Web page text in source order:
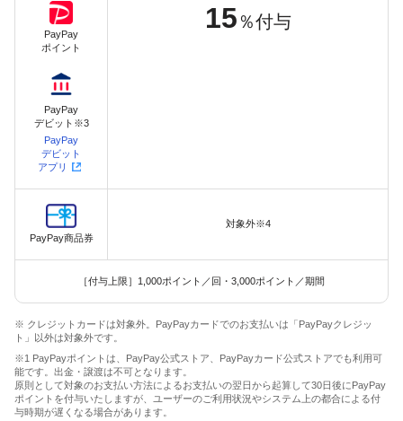
PayPay
ポイント
PayPay
デビット※3
PayPay
デビット
アプリ
15 ％付与
PayPay商品券
対象外※4
［付与上限］1,000ポイント／回・3,000ポイント／期間
※ クレジットカードは対象外。PayPayカードでのお支払いは「PayPayクレジッ
ト」以外は対象外です。
※1 PayPayポイントは、PayPay公式ストア、PayPayカード公式ストアでも利用可
能です。出金・譲渡は不可となります。
原則として対象のお支払い方法によるお支払いの翌日から起算して30日後にPayPay
ポイントを付与いたしますが、ユーザーのご利用状況やシステム上の都合による付
与時期が遅くなる場合があります。